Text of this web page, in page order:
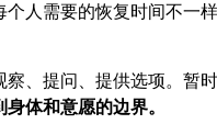
人需要的恢复时间不一
、提问、提供选项。暂
体和意愿的边界。